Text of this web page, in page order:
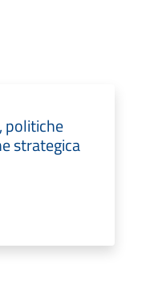
politiche
strategica